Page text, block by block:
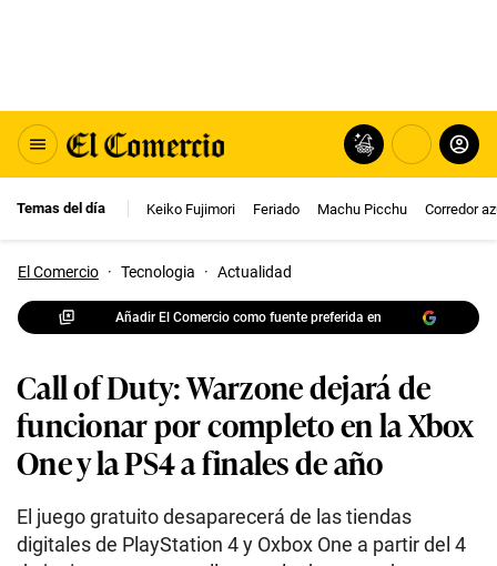
Temas del día Keiko Fujimori Feriado Machu Picchu Corredor
El Comercio · Tecnologia · Actualidad
Añadir El Comercio como fuente preferida en
Call of Duty: Warzone dejará de
funcionar por completo en la Xbox
One y la PS4 a finales de año
El juego gratuito desaparecerá de las tiendas
digitales de PlayStation 4 y Oxbox One a partir del 4